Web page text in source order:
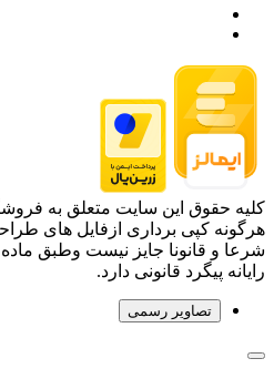
کلیه حقوق این سایت متعلق به
هرگونه کپی برداری ازفایل های
رایانه پیگرد قانونی دارد.
تصاویر رسمی